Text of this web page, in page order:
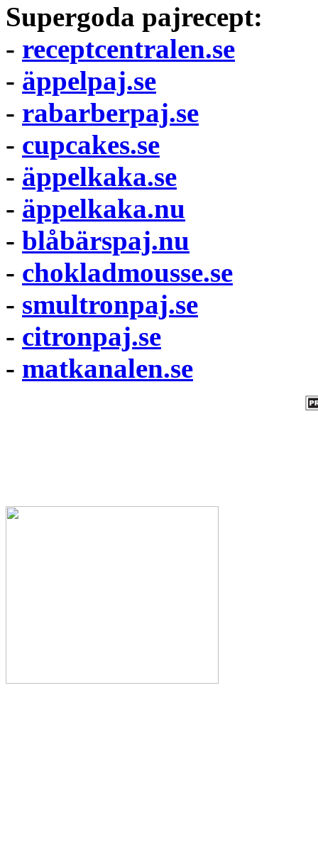
Supergoda pajrecept:
- receptcentralen.se
- äppelpaj.se
- rabarberpaj.se
- cupcakes.se
- äppelkaka.se
- äppelkaka.nu
- blåbärspaj.nu
- chokladmousse.se
- smultronpaj.se
- citronpaj.se
- matkanalen.se